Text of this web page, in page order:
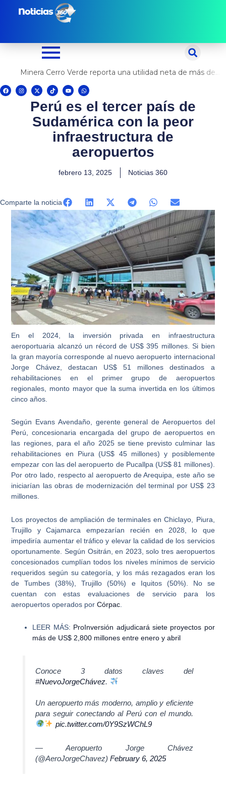
Minera Cerro Verde reporta una utilidad neta de más de US$ 500 millones
F
a
c
I
n
s
X
-
t
w
i
t
e
T
i
k
t
o
Y
o
u
t
u
e
W
h
a
a
p
p
Perú es el tercer país de
Sudamérica con la peor
infraestructura de
aeropuertos
febrero 13, 2025 Noticias 360
Comparte la noticia
En el 2024,
la inversión privada en infraestructura
aeroportuaria alcanzó un récord de US$ 395 millones. Si bien
la gran mayoría corresponde al nuevo aeropuerto internacional
Jorge Chávez, destacan US$ 51 millones destinados a
rehabilitaciones en el primer grupo de aeropuertos
regionales,
monto mayor que la suma invertida en los últimos
cinco años.
Según Evans Avendaño, gerente general de Aeropuertos del
Perú, concesionaria encargada del grupo de aeropuertos en
las regiones, para el año 2025 se tiene previsto culminar las
rehabilitaciones en Piura (US$ 45 millones) y posiblemente
empezar con las del aeropuerto de Pucallpa (US$ 81 millones).
Por otro lado, respecto al aeropuerto de Arequipa, este año se
iniciarían las obras de modernización del terminal por US$ 23
millones.
Los proyectos de ampliación de terminales en Chiclayo, Piura,
Trujillo y Cajamarca empezarían recién en 2028, lo que
impediría aumentar el tráfico y elevar la calidad de los servicios
oportunamente. Según Ositrán, en 2023, solo tres aeropuertos
concesionados cumplían todos los niveles mínimos de servicio
requeridos según su categoría, y los más rezagados eran los
de Tumbes (38%), Trujillo (50%) e Iquitos (50%). No se
cuentan con estas evaluaciones de servicio para los
aeropuertos operados porCórpac
LEER MÁS: ProInversión adjudicará siete proyectos por
más de US$ 2,800 millones entre enero y abril
Conoce 3 datos claves del
#NuevoJorgeChávez.
Un aeropuerto más moderno, amplio y eficiente
para seguir conectando al Perú con el mundo.
pic.twitter.com/0Y9SzWChL9
— Aeropuerto Jorge Chávez
(@AeroJorgeChavez)February 6, 2025